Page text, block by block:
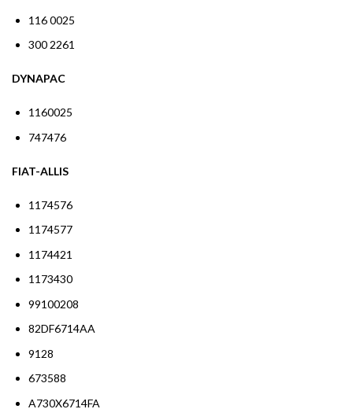
116 0025
300 2261
DYNAPAC
1160025
747476
FIAT-ALLIS
1174576
1174577
1174421
1173430
99100208
82DF6714AA
9128
673588
A730X6714FA